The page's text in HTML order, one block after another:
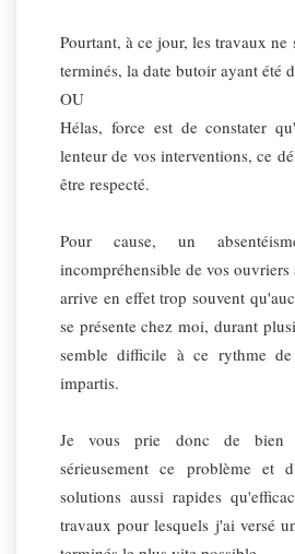
Pourtant, à ce jour, les travaux ne
terminés, la date butoir ayant été
OU
Hélas, force est de constater
lenteur de vos interventions, ce
être respecté.
Pour cause, un
incompréhensible de vos
arrive en effet trop souvent
se présente chez moi, durant
semble difficile à ce rythme
impartis.
Je vous prie donc de bien
sérieusement ce problème et
solutions aussi rapides
travaux pour lesquels j'ai versé